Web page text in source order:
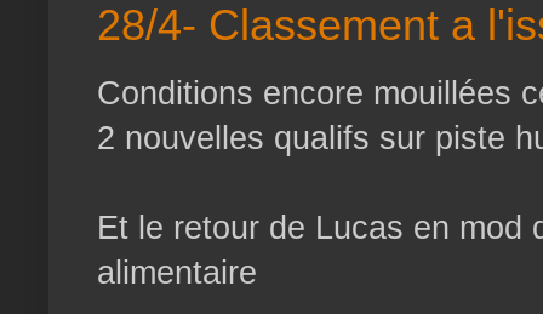
28/4- Classement a
Conditions encore mouillées
2 nouvelles qualifs sur piste
Et le retour de Lucas en mod
alimentaire